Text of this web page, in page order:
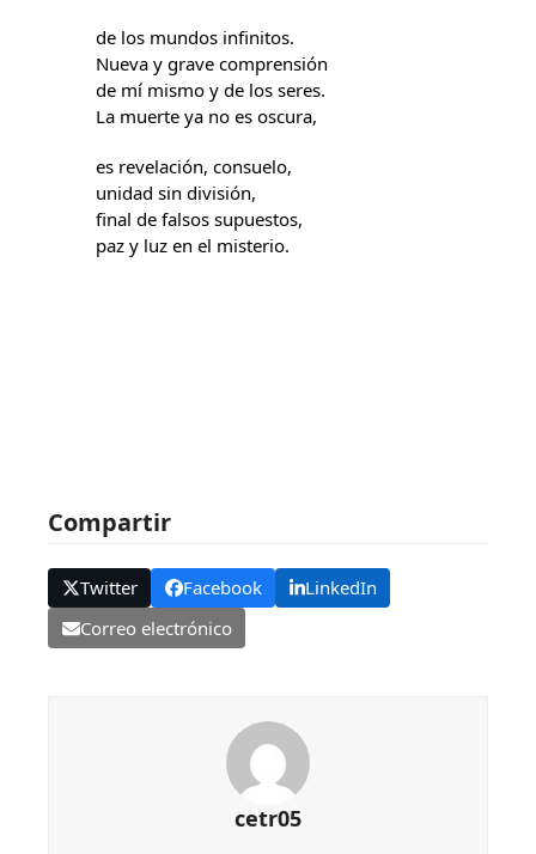
de los mundos infinitos.
Nueva y grave comprensión
de mí mismo y de los seres.
La muerte ya no es oscura,
es revelación, consuelo,
unidad sin división,
final de falsos supuestos,
paz y luz en el misterio.
Compartir
Twitter Facebook
LinkedIn
Correo electrónico
cetr05